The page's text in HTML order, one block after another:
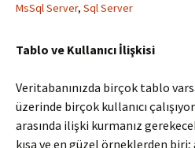
MsSql Server, Sql Server
Tablo ve Kullanıcı İlişkisi
Veritabanınızda birçok tablo
üzerinde birçok kullanıcı
arasında ilişki kurmanız
kısa ve en güzel örneklerden biri;